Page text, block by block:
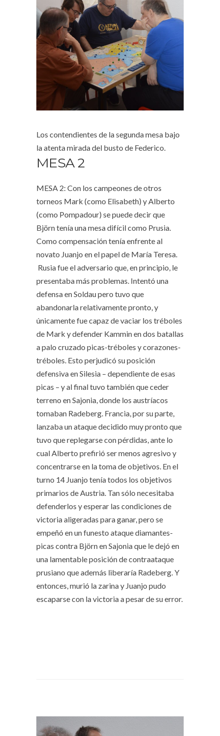
Los contendientes de la segunda mesa bajo
la atenta mirada del busto de Federico.
MESA 2
MESA 2: Con los campeones de otros
torneos Mark (como Elisabeth) y Alberto
(como Pompadour) se puede decir que
Björn tenía una mesa difícil como Prusia.
Como compensación tenía enfrente al
novato Juanjo en el papel de María Teresa.
Rusia fue el adversario que, en principio, le
presentaba más problemas. Intentó una
defensa en Soldau pero tuvo que
abandonarla relativamente pronto, y
únicamente fue capaz de vaciar los tréboles
de Mark y defender Kammin en dos batallas
a palo cruzado picas-tréboles y corazones-
tréboles. Esto perjudicó su posición
defensiva en Silesia – dependiente de esas
picas – y al final tuvo también que ceder
terreno en Sajonia, donde los austríacos
tomaban Radeberg. Francia, por su parte,
lanzaba un ataque decidido muy pronto que
tuvo que replegarse con pérdidas, ante lo
cual Alberto prefirió ser menos agresivo y
concentrarse en la toma de objetivos. En el
turno 14 Juanjo tenía todos los objetivos
primarios de Austria. Tan sólo necesitaba
defenderlos y esperar las condiciones de
victoria aligeradas para ganar, pero se
empeñó en un funesto ataque diamantes-
picas contra Björn en Sajonia que le dejó en
una lamentable posición de contraataque
prusiano que además liberaría Radeberg. Y
entonces, murió la zarina y Juanjo pudo
escaparse con la victoria a pesar de su error.